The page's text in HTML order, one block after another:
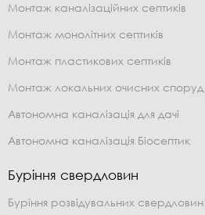
Монтаж каналізаційних септиків
Монтаж монолітних септиків
Монтаж пластикових септиків
Монтаж локальних очисних споруд
Автономна каналізація для дачі
Автономна каналізація Біосептик
Буріння свердловин
Буріння розвідувальних свердловин